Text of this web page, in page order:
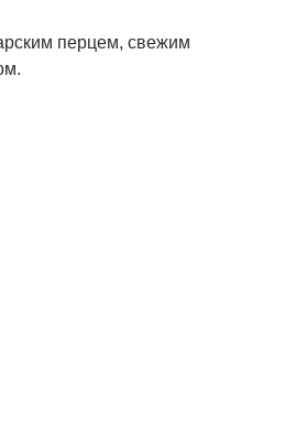
перцем, свежим